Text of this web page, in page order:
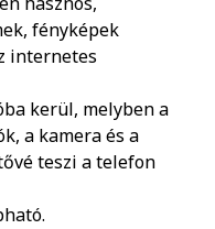
fényképek
internetes
kerül, melyben a
a kamera és a
teszi a telefon